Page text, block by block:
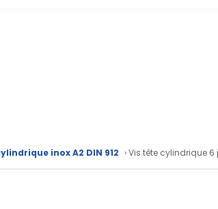
inox A2 DIN 912 › Vis tête cylindrique 6